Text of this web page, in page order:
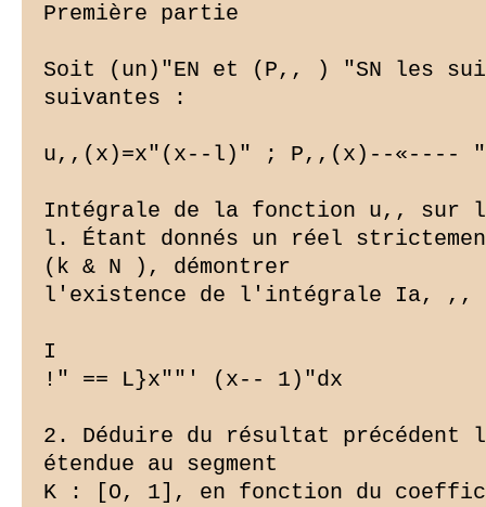
Première partie
Soit (un)"EN et (P,, ) "SN les
suivantes :
u,,(x)=x"(x--l)" ; P,,(x)--«---- ",
Intégrale de la fonction u,, sur
l. Étant donnés un réel
(k & N ), démontrer
l'existence de l'intégrale Ia, ,,
I
!" == L}x""' (x-- 1)"dx
2. Déduire du résultat
étendue au segment
K : [O, 1], en fonction du